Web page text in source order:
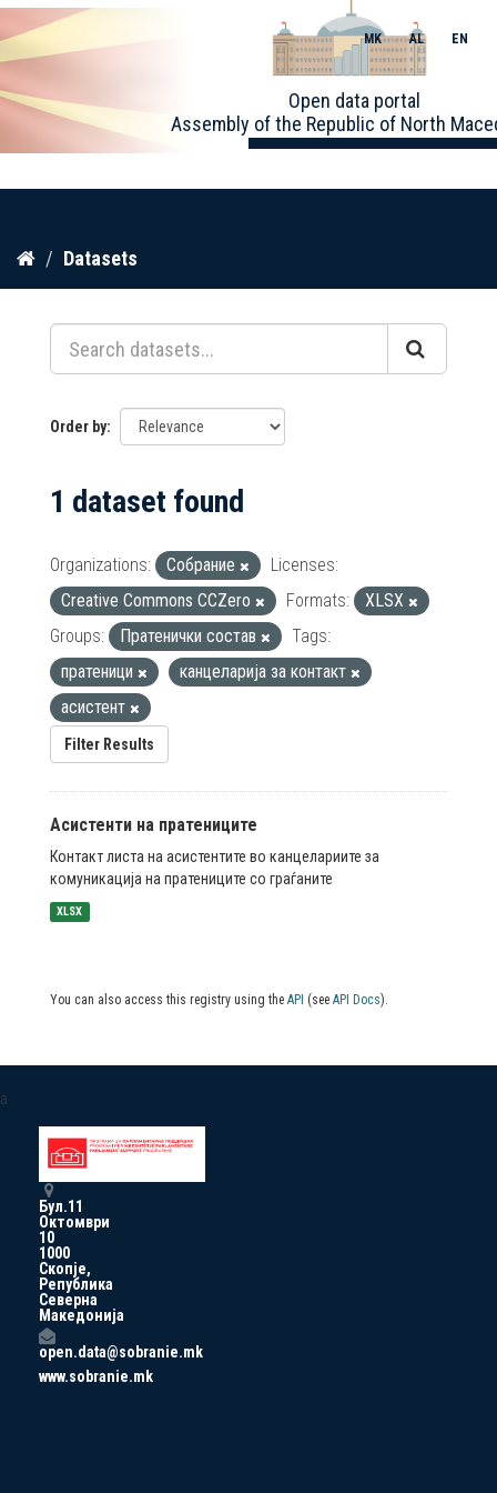
Skip
content
Open data portal
Assembly of the Republic of North
MK AL EN
Datasets
Order by
1 dataset found
Organizations: Собрание
Licenses:
Creative Commons CCZero
Formats:
XLSX
Groups:
Пратенички состав
Tags:
пратеници
канцеларија за контакт
асистент
Filter Results
Асистенти на пратениците
Контакт листа на асистентите во канцелариите за
комуникација на пратениците со граѓаните
XLSX
You can also access this registry using the API (see API Docs).
a
Бул.11
Октомври
10
1000
Скопје,
Република
Северна
Македонија
open.data@sobranie.mk
www.sobranie.mk